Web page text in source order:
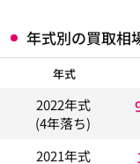
年式別の買取相
年式
2022年式
(4年落ち)
2021年式